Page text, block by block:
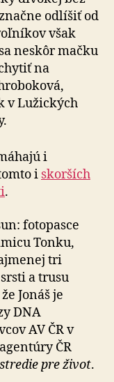
odlíšiť od
však
neskôr mačku
na
v Lužických
i
i skorších
.
fotopasce
Tonku,
tri
a trusu
Jonáš je
DNA
AV ČR v
ČR
pre život.